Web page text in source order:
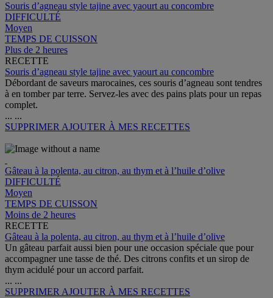
Souris d’agneau style tajine avec yaourt au concombre
DIFFICULTÉ
Moyen
TEMPS DE CUISSON
Plus de 2 heures
RECETTE
Souris d’agneau style tajine avec yaourt au concombre
Débordant de saveurs marocaines, ces souris d’agneau sont tendres
à en tomber par terre. Servez-les avec des pains plats pour un repas
complet.
... ...
SUPPRIMER AJOUTER À MES RECETTES
Gâteau à la polenta, au citron, au thym et à l’huile d’olive
DIFFICULTÉ
Moyen
TEMPS DE CUISSON
Moins de 2 heures
RECETTE
Gâteau à la polenta, au citron, au thym et à l’huile d’olive
Un gâteau parfait aussi bien pour une occasion spéciale que pour
accompagner une tasse de thé. Des citrons confits et un sirop de
thym acidulé pour un accord parfait.
... ...
SUPPRIMER AJOUTER À MES RECETTES